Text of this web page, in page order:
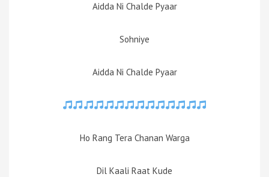
Aidda Ni Chalde Pyaar
Sohniye
Aidda Ni Chalde Pyaar
Ho Rang Tera Chanan Warga
Dil Kaali Raat Kude